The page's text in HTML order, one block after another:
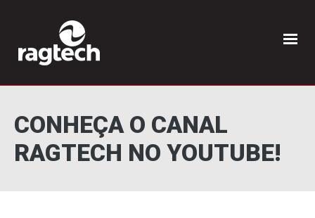
CONHEÇA O CANAL
RAGTECH NO YOUTUBE!